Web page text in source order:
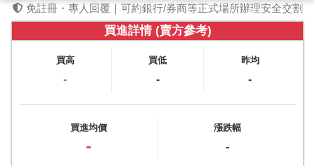
免註冊・專人回覆｜可約銀行/券商等正式場所辦理安全交割
買進詳情 (賣方參考)
買高
-
買低
-
昨均
-
買進均價
-
漲跌幅
-